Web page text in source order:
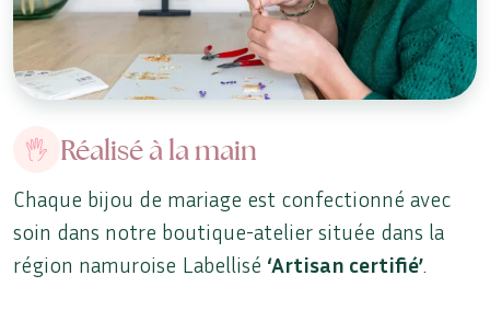
Réalisé à la main
Chaque bijou de mariage est confectionné avec
soin dans notre boutique-atelier située dans la
région namuroise Labellisé ‘Artisan certifié’.